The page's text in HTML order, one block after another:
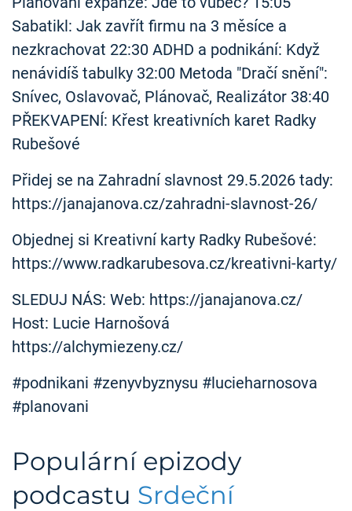
Sabatikl: Jak zavřít firmu na 3 měsíce a
nezkrachovat 22:30 ADHD a podnikání: Když
nenávidíš tabulky 32:00 Metoda "Dračí snění":
Snívec, Oslavovač, Plánovač, Realizátor 38:40
PŘEKVAPENÍ: Křest kreativních karet Radky
Rubešové
Přidej se na Zahradní slavnost 29.5.2026 tady:
https://janajanova.cz/zahradni-slavnost-26/
Objednej si Kreativní karty Radky Rubešové:
https://www.radkarubesova.cz/kreativni-karty/
SLEDUJ NÁS: Web: https://janajanova.cz/
Host: Lucie Harnošová
https://alchymiezeny.cz/
#podnikani #zenyvbyznysu #lucieharnosova
#planovani
Populární epizody
podcastu Srdeční